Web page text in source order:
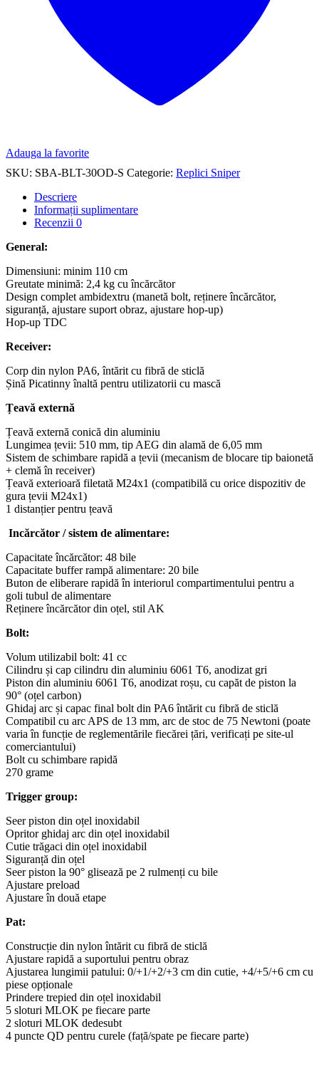
Adauga la favorite
SKU: SBA-BLT-30OD-S Categorie: Replici Sniper
Descriere
Informații suplimentare
Recenzii 0
General:
Dimensiuni: minim 110 cm
Greutate minimă: 2,4 kg cu încărcător
Design complet ambidextru (manetă bolt, reținere încărcător,
siguranță, ajustare suport obraz, ajustare hop-up)
Hop-up TDC
Receiver:
Corp din nylon PA6, întărit cu fibră de sticlă
Șină Picatinny înaltă pentru utilizatorii cu mască
Țeavă externă
Țeavă externă conică din aluminiu
Lungimea țevii: 510 mm, tip AEG din alamă de 6,05 mm
Sistem de schimbare rapidă a țevii (mecanism de blocare tip baionetă
+ clemă în receiver)
Țeavă exterioară filetată M24x1 (compatibilă cu orice dispozitiv de
gura țevii M24x1)
1 distanțier pentru țeavă
Incărcător / sistem de alimentare:
Capacitate încărcător: 48 bile
Capacitate buffer rampă alimentare: 20 bile
Buton de eliberare rapidă în interiorul compartimentului pentru a
goli tubul de alimentare
Reținere încărcător din oțel, stil AK
Bolt:
Volum utilizabil bolt: 41 cc
Cilindru și cap cilindru din aluminiu 6061 T6, anodizat gri
Piston din aluminiu 6061 T6, anodizat roșu, cu capăt de piston la
90° (oțel carbon)
Ghidaj arc și capac final bolt din PA6 întărit cu fibră de sticlă
Compatibil cu arc APS de 13 mm, arc de stoc de 75 Newtoni (poate
varia în funcție de reglementările fiecărei țări, verificați pe site-ul
comerciantului)
Bolt cu schimbare rapidă
270 grame
Trigger group:
Seer piston din oțel inoxidabil
Opritor ghidaj arc din oțel inoxidabil
Cutie trăgaci din oțel inoxidabil
Siguranță din oțel
Seer piston la 90° glisează pe 2 rulmenți cu bile
Ajustare preload
Ajustare în două etape
Pat:
Construcție din nylon întărit cu fibră de sticlă
Ajustare rapidă a suportului pentru obraz
Ajustarea lungimii patului: 0/+1/+2/+3 cm din cutie, +4/+5/+6 cm cu
piese opționale
Prindere trepied din oțel inoxidabil
5 sloturi MLOK pe fiecare parte
2 sloturi MLOK dedesubt
4 puncte QD pentru curele (față/spate pe fiecare parte)